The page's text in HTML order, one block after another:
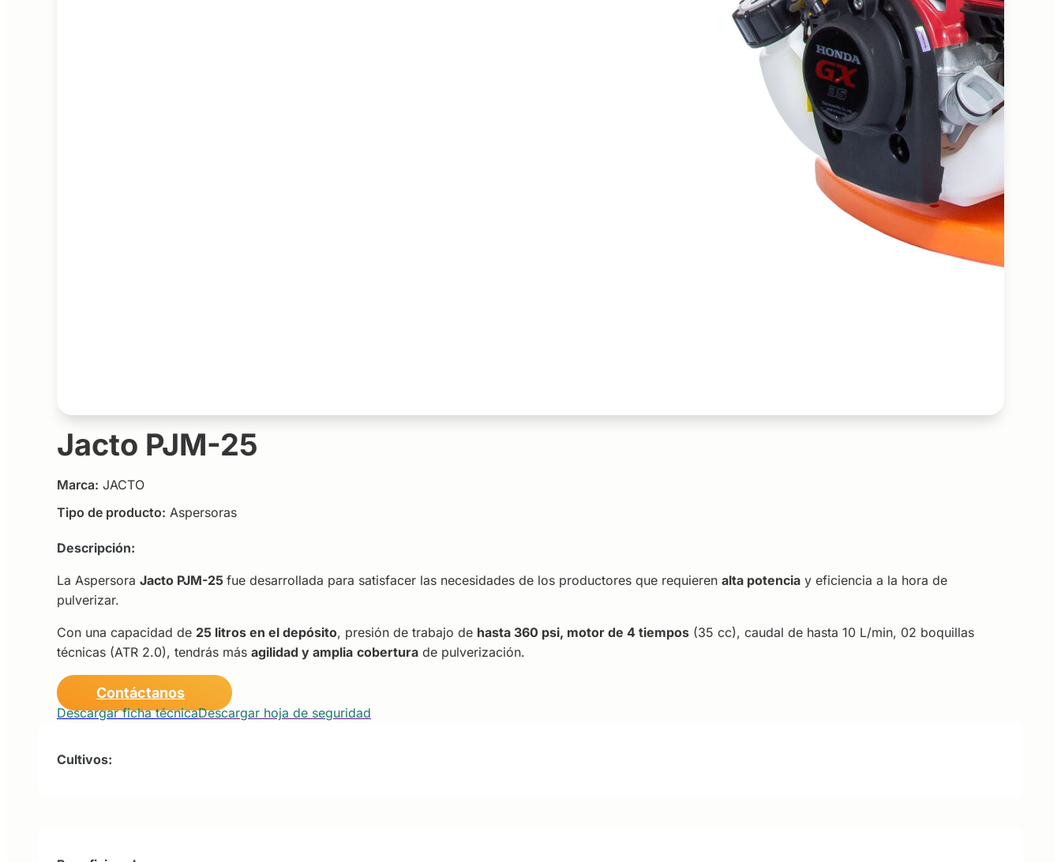
Jacto PJM-25
Marca: JACTO
Tipo de producto: Aspersoras
Descripción:
La Aspersora Jacto PJM-25 fue desarrollada para satisfacer las necesidades de los productores que requieren alta potencia y eficiencia a la hora de
pulverizar.
Con una capacidad de 25 litros en el depósito, presión de trabajo de hasta 360 psi, motor de 4 tiempos (35 cc), caudal de hasta 10 L/min, 02 boquillas
técnicas (ATR 2.0), tendrás más agilidad y amplia cobertura de pulverización.
Contáctanos
Descargar ficha técnicaDescargar hoja de seguridad
Cultivos: